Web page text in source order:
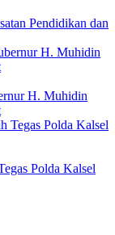
Pendidikan dan
H. Muhidin
Polda Kalsel